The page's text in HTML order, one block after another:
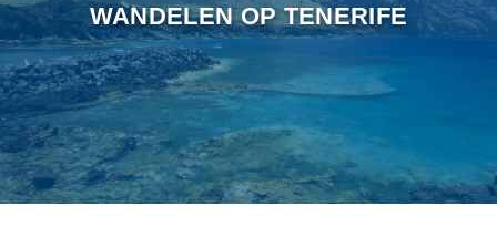
WANDELEN OP TENERIFE